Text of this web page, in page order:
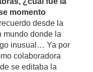
momento
desde la
mundo donde la
inusual… Ya por
colaboradora
se editaba la